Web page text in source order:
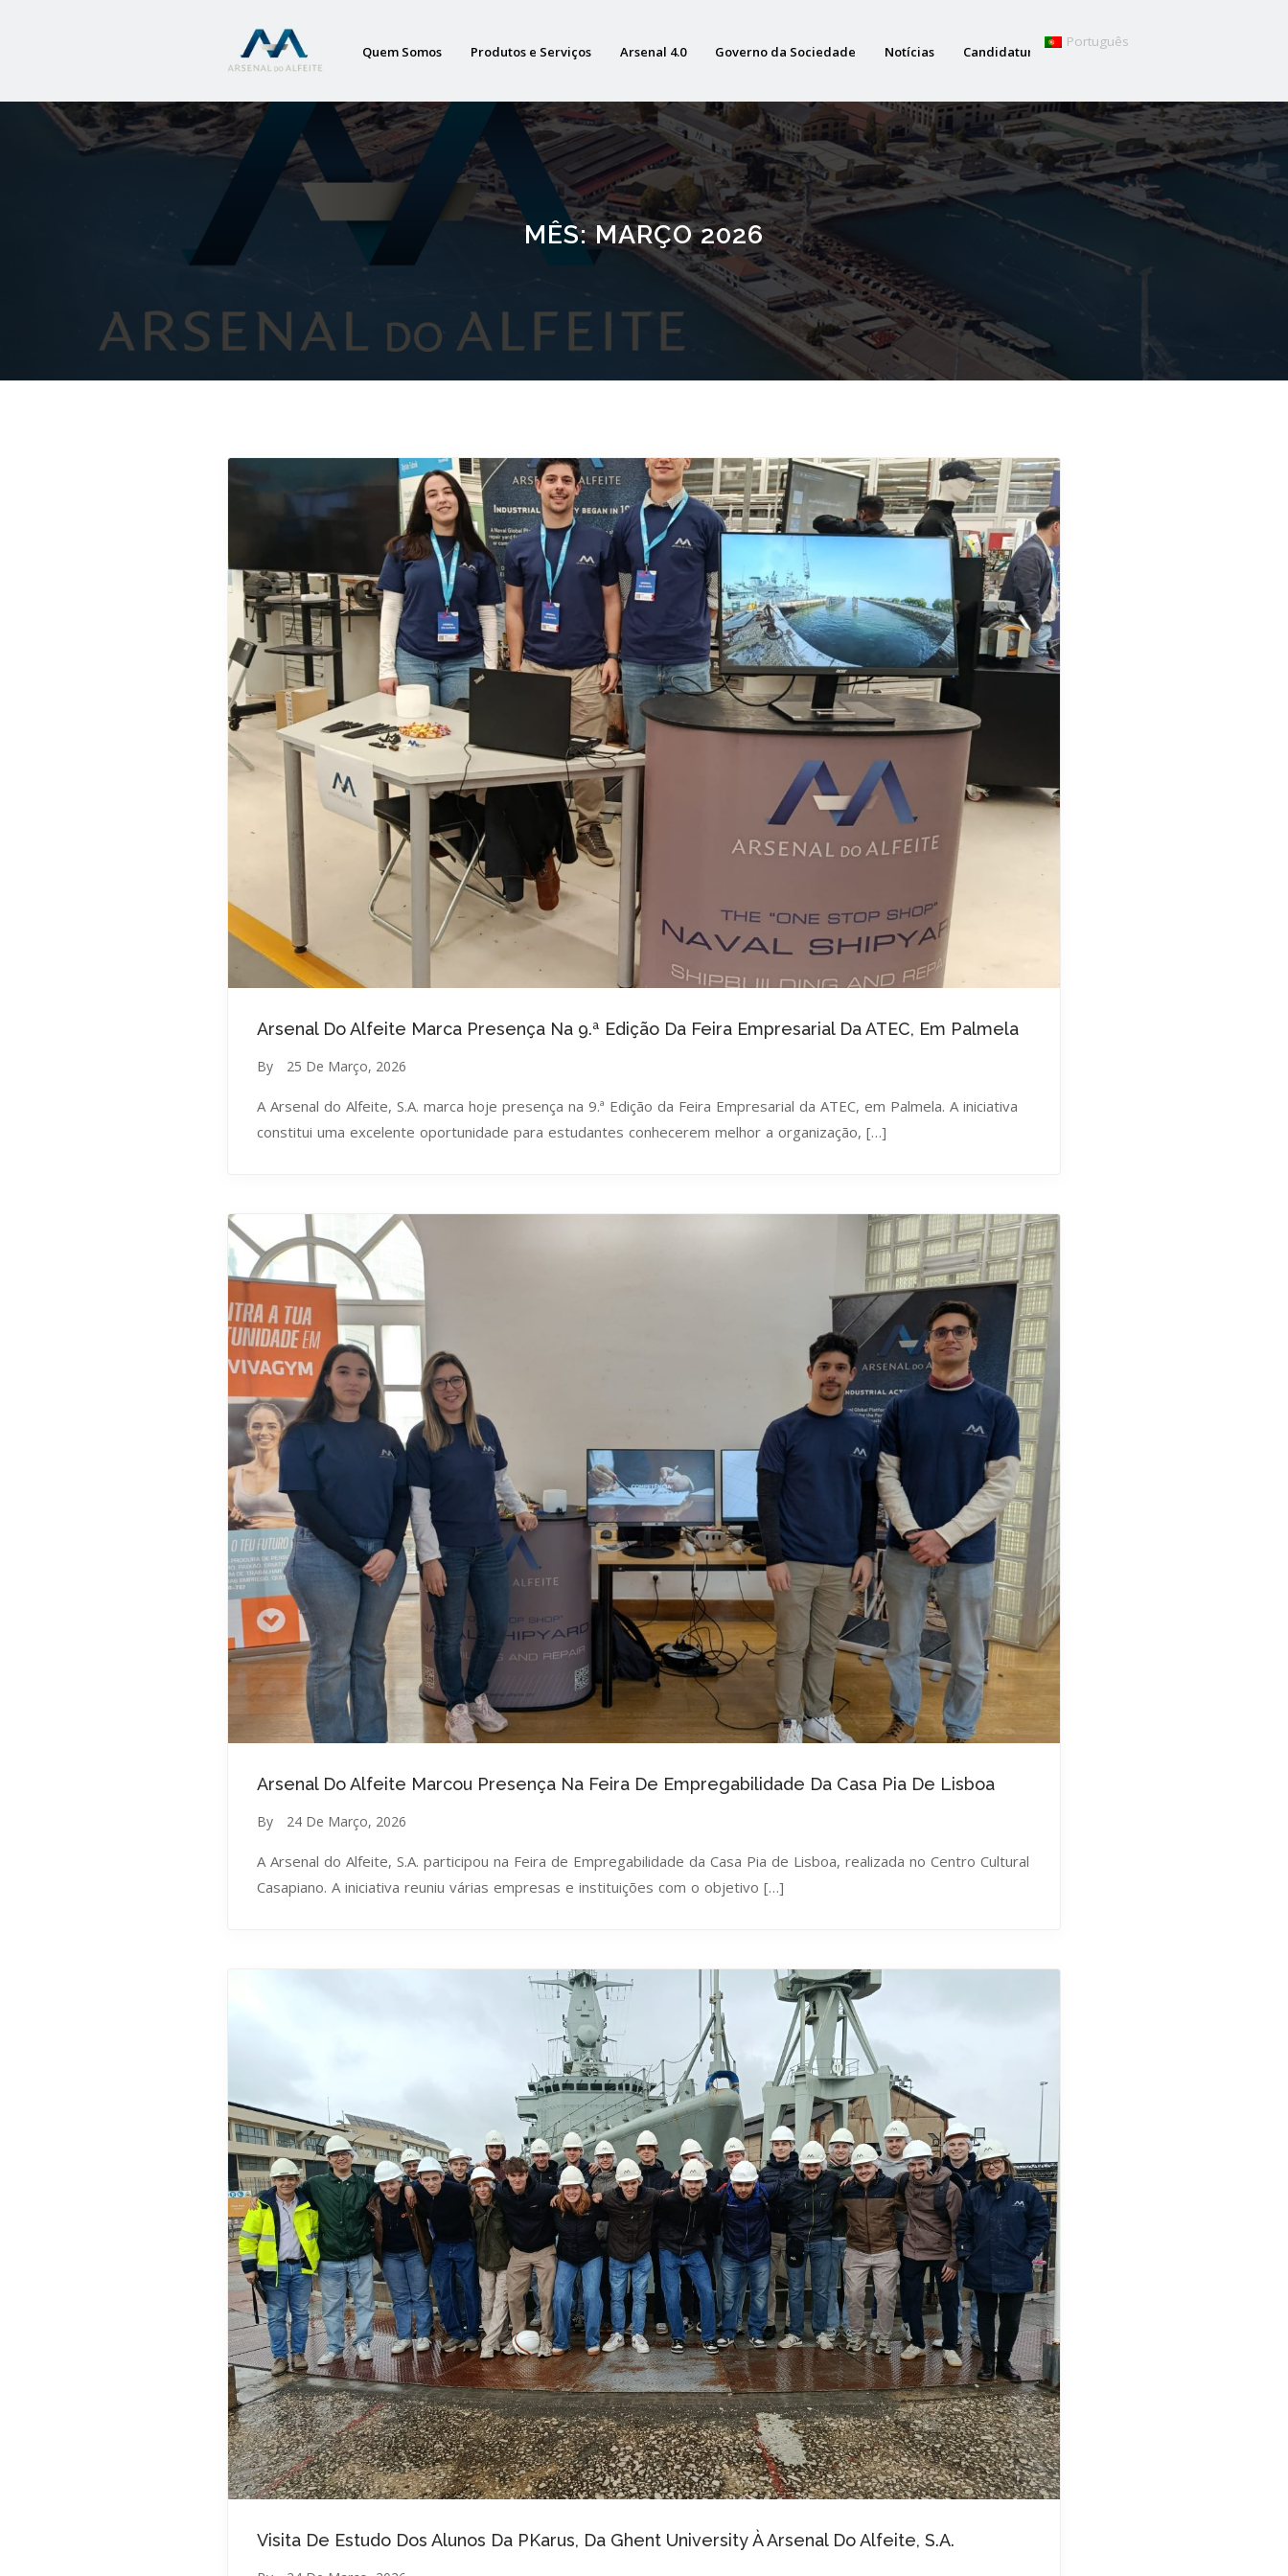
Quem Somos Produtos e Serviços Arsenal 4.0 Governo da Sociedade Notícias Candidaturas
MÊS:MARÇO 2026
Arsenal Do Alfeite Marca Presença Na 9.ª Edição Da Feira Empresarial Da ATEC, Em Palmela
By 25 De Março, 2026
A Arsenal do Alfeite, S.A. marca hoje presença na 9.ª Edição da Feira Empresarial da ATEC, em Palmela. A iniciativa
constitui uma excelente oportunidade para estudantes conhecerem melhor a organização, […]
Arsenal Do Alfeite Marcou Presença Na Feira De Empregabilidade Da Casa Pia De Lisboa
By 24 De Março, 2026
A Arsenal do Alfeite, S.A. participou na Feira de Empregabilidade da Casa Pia de Lisboa, realizada no Centro Cultural
Casapiano. A iniciativa reuniu várias empresas e instituições com o objetivo […]
Visita De Estudo Dos Alunos Da PKarus, Da Ghent University À Arsenal Do Alfeite, S.A.
Português